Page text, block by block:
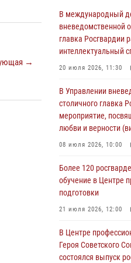
→
Московские
безопасность
Кубка России
05 августа 2026, 12:35
Делегация МВД
ознакомилась с
работы Росгвардии
04 августа 2026, 18:16
чемпионат по самбо
(видео)
04 августа 2026, 14:00
эфира на «Радио
работе дежурных
04 августа 2026, 12:28
В международный
вневедомственной
главка Росгвардии
интеллектуальный
20 июля 2026, 11:30
В Управлении
столичного главка
мероприятие,
любви и верности
08 июля 2026, 10:00
Более 120
обучение в Центре
подготовки
21 июля 2026, 12:00
В Центре
Героя Советского
состоялся выпуск